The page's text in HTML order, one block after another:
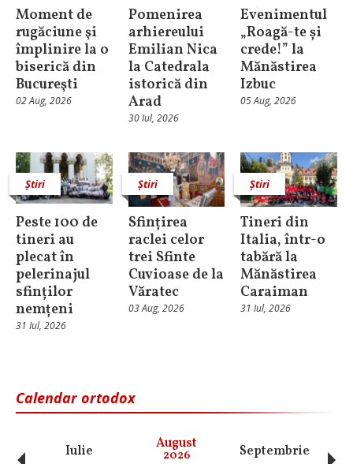
Moment de
rugăciune şi
împlinire la o
biserică din
Bucureşti
02 Aug, 2026
Pomenirea
arhiereului
Emilian Nica
la Catedrala
istorică din
Arad
30 Iul, 2026
Evenimentul
„Roagă-te și
crede!” la
Mănăstirea
Izbuc
05 Aug, 2026
Știri
Peste 100 de
tineri au
plecat în
pelerinajul
sfinților
nemțeni
31 Iul, 2026
Știri
Sfințirea
raclei celor
trei Sfinte
Cuvioase de la
Văratec
03 Aug, 2026
Știri
Tineri din
Italia, într-o
tabără la
Mănăstirea
Caraiman
31 Iul, 2026
Calendar ortodox
Iulie August
2026 Septembrie